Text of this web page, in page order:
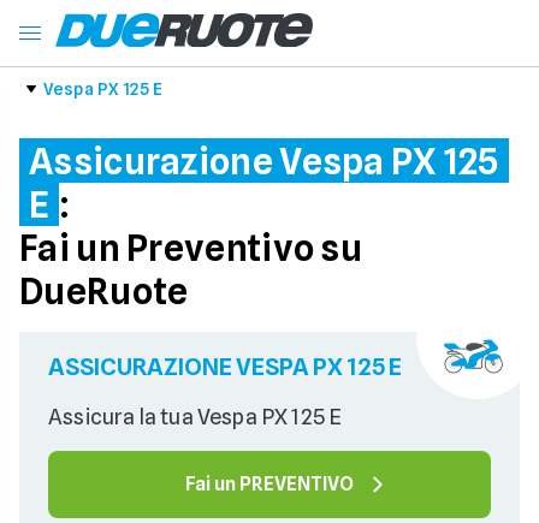
Vespa PX 125 E
Assicurazione Vespa PX 125
E :
Fai un Preventivo su
DueRuote
ASSICURAZIONE VESPA PX 125 E
Assicura la tua Vespa PX 125 E
Fai un PREVENTIVO